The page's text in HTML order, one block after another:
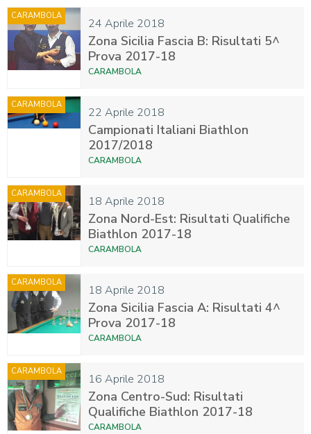
24 Aprile 2018
CARAMBOLA
Zona Sicilia Fascia B: Risultati 5^
Prova 2017-18
CARAMBOLA
22 Aprile 2018
CARAMBOLA
Campionati Italiani Biathlon
2017/2018
CARAMBOLA
18 Aprile 2018
CARAMBOLA
Zona Nord-Est: Risultati Qualifiche
Biathlon 2017-18
CARAMBOLA
18 Aprile 2018
CARAMBOLA
Zona Sicilia Fascia A: Risultati 4^
Prova 2017-18
CARAMBOLA
16 Aprile 2018
CARAMBOLA
Zona Centro-Sud: Risultati
Qualifiche Biathlon 2017-18
CARAMBOLA